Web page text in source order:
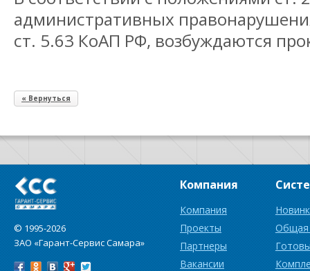
административных
ст. 5.63 КоАП РФ, возбуждаются
« Вернуться
© 1995-2026
ЗАО «Гарант-Сервис Самара»
Компания
Компания
Проекты
Партнеры
Вакансии
Общая